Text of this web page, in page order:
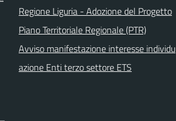
Regione Liguria - Adozione del Progetto
Piano Territoriale Regionale (PTR)
Avviso manifestazione interesse individu
azione Enti terzo settore ETS